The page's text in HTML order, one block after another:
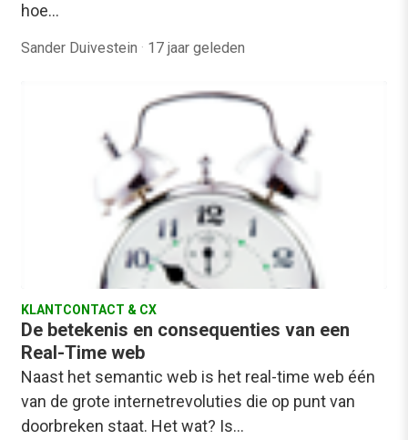
hoe…
Sander Duivestein · 17 jaar geleden
KLANTCONTACT & CX
De betekenis en consequenties van een
Real-Time web
Naast het semantic web is het real-time web één
van de grote internetrevoluties die op punt van
doorbreken staat. Het wat? Is…